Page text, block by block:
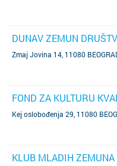
DUNAV ZEMUN
Zmaj Jovina 14, 11080
FOND ZA KULTURU
Kej oslobođenja 29, 11080
KLUB MLADIH ZEMUNA